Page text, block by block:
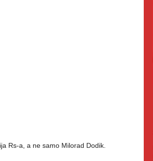
Rs-a, a ne samo Milorad Dodik.